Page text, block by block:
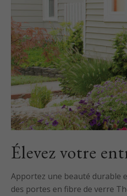
Élevez votre
Apportez une beauté durable
des portes en fibre de verre